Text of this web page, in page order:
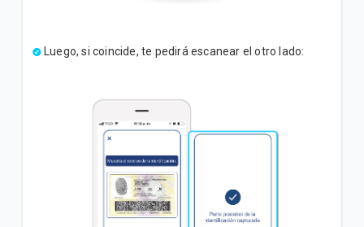
Luego, si coincide, te pedirá escanear el otro lado: